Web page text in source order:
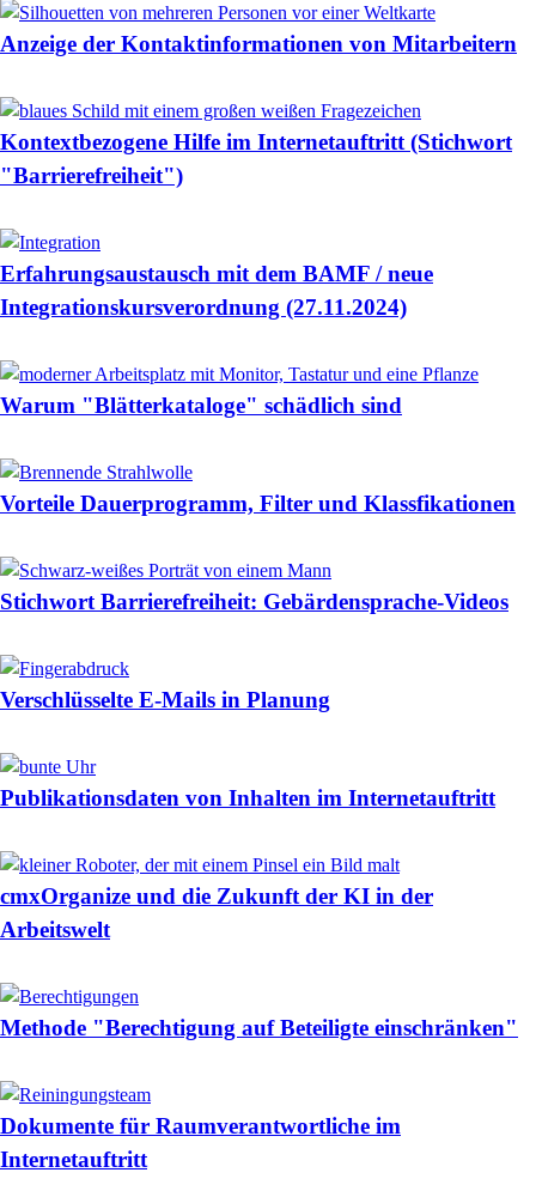
Anzeige der Kontaktinformationen von Mitarbeitern
Kontextbezogene Hilfe im Internetauftritt (Stichwort
"Barrierefreiheit")
Erfahrungsaustausch mit dem BAMF / neue
Integrationskursverordnung (27.11.2024)
Warum "Blätterkataloge" schädlich sind
Vorteile Dauerprogramm, Filter und Klassfikationen
Stichwort Barrierefreiheit: Gebärdensprache-Videos
Verschlüsselte E-Mails in Planung
Publikationsdaten von Inhalten im Internetauftritt
cmxOrganize und die Zukunft der KI in der
Arbeitswelt
Methode "Berechtigung auf Beteiligte einschränken"
Dokumente für Raumverantwortliche im
Internetauftritt